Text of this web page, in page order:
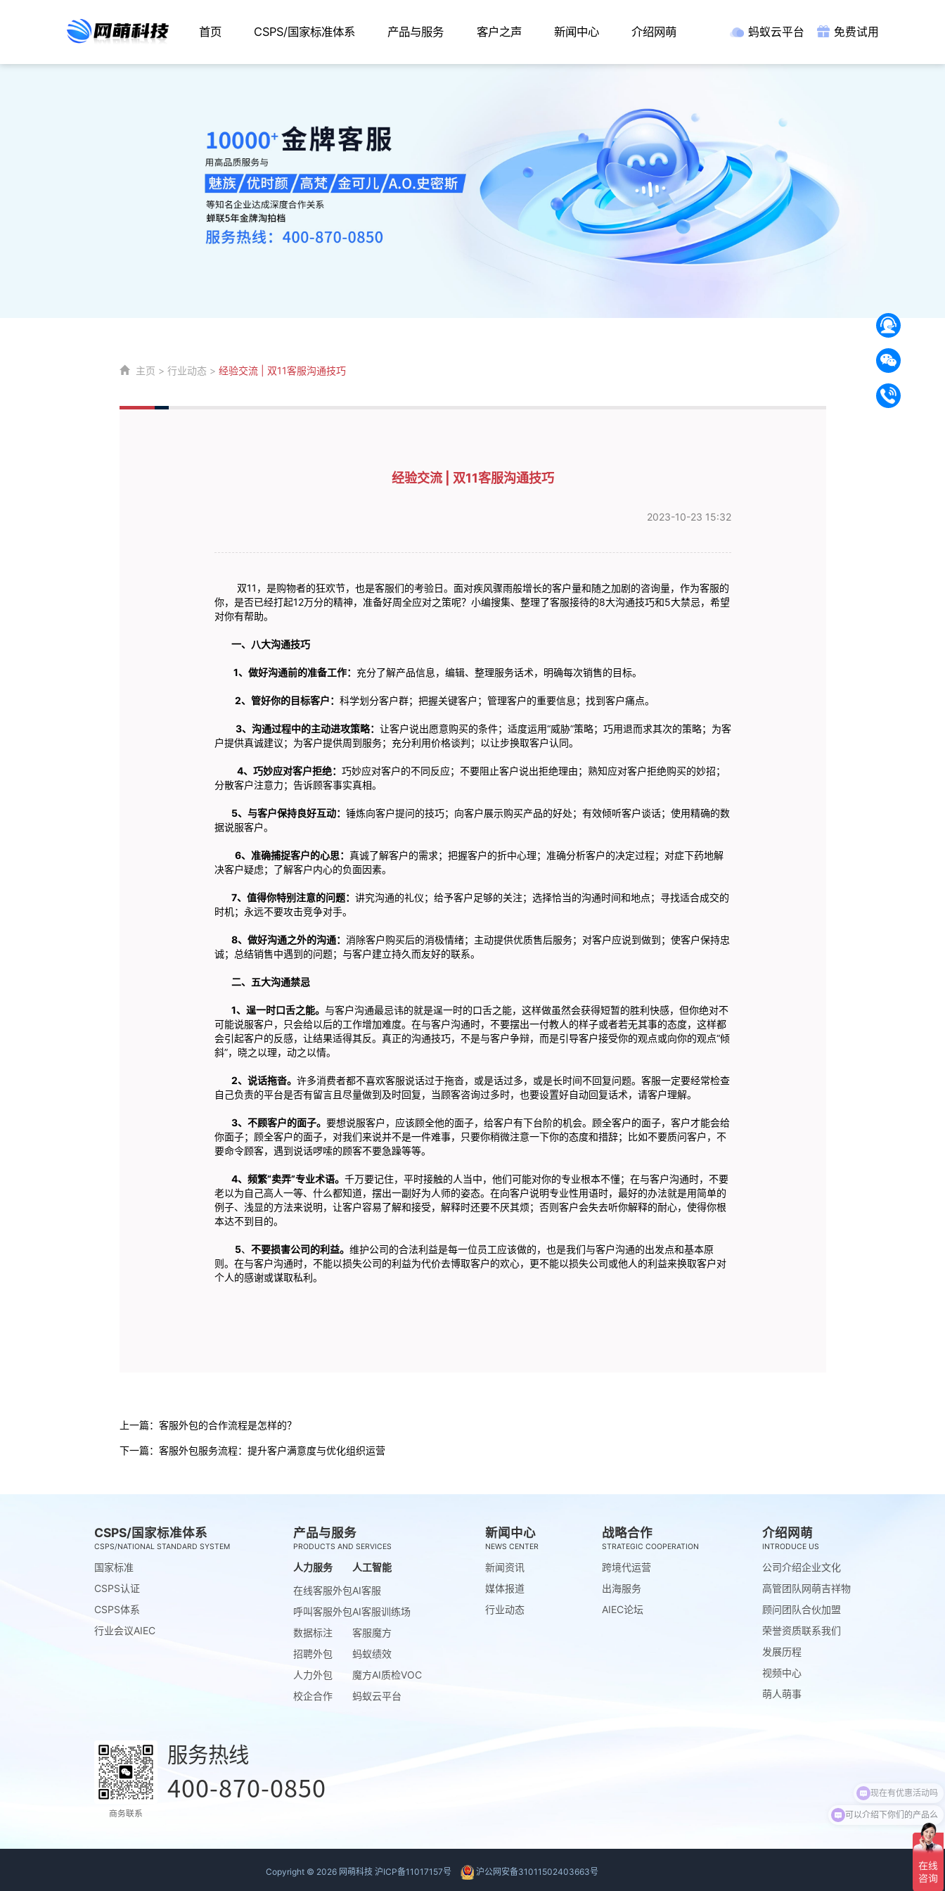
首页 CSPS/国家标准体系 产品与服务 客户之声 新闻中心 介绍网萌 蚂蚁云平台 免费试用
主页 > 行业动态 > 经验交流 | 双11客服沟通技巧
经验交流 | 双11客服沟通技巧
2023-10-23 15:32
双11，是购物者的狂欢节，也是客服们的考验日。面对疾风骤雨般增长的客户量和随之加剧的咨询量，作为客服的
你，是否已经打起12万分的精神，准备好周全应对之策呢？小编搜集、整理了客服接待的8大沟通技巧和5大禁忌，希望
对你有帮助。
一、 八大沟通技巧
1、做好沟通前的准备工作： 充分了解产品信息，编辑、整理服务话术，明确每次销售的目标。
2、管好你的目标客户： 科学划分客户群；把握关键客户；管理客户的重要信息；找到客户痛点。
3、沟通过程中的主动进攻策略： 让客户说出愿意购买的条件；适度运用“威胁”策略；巧用退而求其次的策略；为客
户提供真诚建议；为客户提供周到服务；充分利用价格谈判；以让步换取客户认同。
4、巧妙应对客户拒绝： 巧妙应对客户的不同反应；不要阻止客户说出拒绝理由；熟知应对客户拒绝购买的妙招；
分散客户注意力；告诉顾客事实真相。
5、与客户保持良好互动： 锤炼向客户提问的技巧；向客户展示购买产品的好处；有效倾听客户谈话；使用精确的数
据说服客户。
6、准确捕捉客户的心思： 真诚了解客户的需求；把握客户的折中心理；准确分析客户的决定过程；对症下药地解
决客户疑虑；了解客户内心的负面因素。
7、值得你特别注意的问题： 讲究沟通的礼仪；给予客户足够的关注；选择恰当的沟通时间和地点；寻找适合成交的
时机；永远不要攻击竞争对手。
8、做好沟通之外的沟通： 消除客户购买后的消极情绪；主动提供优质售后服务；对客户应说到做到；使客户保持忠
诚；总结销售中遇到的问题；与客户建立持久而友好的联系。
二、五大沟通禁忌
1、逞一时口舌之能。 与客户沟通最忌讳的就是逞一时的口舌之能，这样做虽然会获得短暂的胜利快感，但你绝对不
可能说服客户，只会给以后的工作增加难度。在与客户沟通时，不要摆出一付教人的样子或者若无其事的态度，这样都
会引起客户的反感，让结果适得其反。真正的沟通技巧，不是与客户争辩，而是引导客户接受你的观点或向你的观点“倾
斜”，晓之以理，动之以情。
2、说话拖沓。 许多消费者都不喜欢客服说话过于拖沓，或是话过多，或是长时间不回复问题。客服一定要经常检查
自己负责的平台是否有留言且尽量做到及时回复，当顾客咨询过多时，也要设置好自动回复话术，请客户理解。
3、不顾客户的面子。 要想说服客户，应该顾全他的面子，给客户有下台阶的机会。顾全客户的面子，客户才能会给
你面子；顾全客户的面子，对我们来说并不是一件难事，只要你稍微注意一下你的态度和措辞；比如不要质问客户，不
要命令顾客，遇到说话啰嗦的顾客不要急躁等等。
4、频繁“卖弄”专业术语。 千万要记住，平时接触的人当中，他们可能对你的专业根本不懂；在与客户沟通时，不要
老以为自己高人一等、什么都知道，摆出一副好为人师的姿态。在向客户说明专业性用语时，最好的办法就是用简单的
例子、浅显的方法来说明，让客户容易了解和接受，解释时还要不厌其烦；否则客户会失去听你解释的耐心，使得你根
本达不到目的。
5、 不要损害公司的利益。 维护公司的合法利益是每一位员工应该做的，也是我们与客户沟通的出发点和基本原
则。在与客户沟通时，不能以损失公司的利益为代价去博取客户的欢心，更不能以损失公司或他人的利益来换取客户对
个人的感谢或谋取私利。
上一篇： 客服外包的合作流程是怎样的？
下一篇： 客服外包服务流程：提升客户满意度与优化组织运营
CSPS/国家标准体系
CSPS/NATIONAL STANDARD SYSTEM
国家标准
CSPS认证
CSPS体系
行业会议AIEC
产品与服务
PRODUCTS AND SERVICES
人力服务
在线客服外包
呼叫客服外包
数据标注
招聘外包
人力外包
校企合作
人工智能
AI客服
AI客服训练场
客服魔方
蚂蚁绩效
魔方AI质检VOC
蚂蚁云平台
新闻中心
NEWS CENTER
新闻资讯
媒体报道
行业动态
战略合作
STRATEGIC COOPERATION
跨境代运营
出海服务
AIEC论坛
介绍网萌
INTRODUCE US
公司介绍
高管团队
顾问团队
荣誉资质
发展历程
视频中心
萌人萌事
企业文化
网萌吉祥物
合伙加盟
联系我们
商务联系
服务热线
400-870-0850
Copyright © 2026网萌科技 沪ICP备11017157号 沪公网安备31011502403663号
可以介绍下你们的产品么